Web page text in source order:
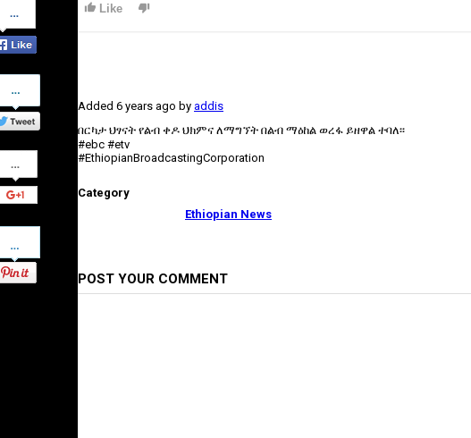
on
Facebook
Share
on
Twitter
Share
on
Google+
Pinterest
Like
Added 6 years ago by addis
በርካታ ህፃናት የልብ ቀዶ ህክምና ለማግኘት በልብ ማዕከል ወረፋ ይዘዋል ተባለ፡፡
#ebc #etv
#EthiopianBroadcastingCorporation
Category
Ethiopian News
POST YOUR COMMENT